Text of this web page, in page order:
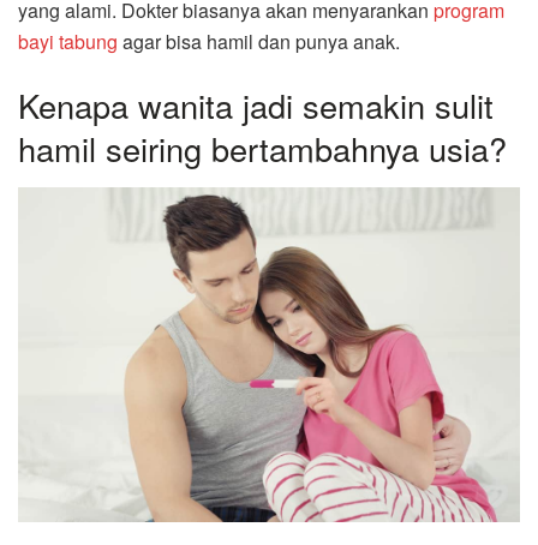
yang alami. Dokter biasanya akan menyarankan program
bayi tabung agar bisa hamil dan punya anak.
Kenapa wanita jadi semakin sulit
hamil seiring bertambahnya usia?